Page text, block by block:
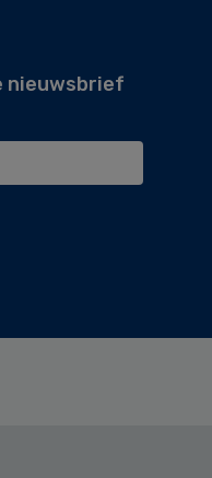
nieuwsbrief